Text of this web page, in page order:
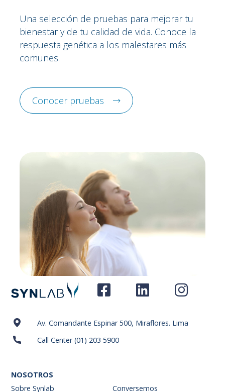
Una selección de pruebas para mejorar tu
bienestar y de tu calidad de vida. Conoce la
respuesta genética a los malestares más
comunes.
Conocer pruebas
Av. Comandante Espinar 500, Miraflores. Lima
Call Center (01) 203 5900
NOSOTROS
Sobre Synlab
Conversemos